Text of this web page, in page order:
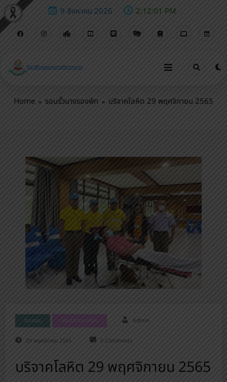
9 สิงหาคม 2026 2:12:02 PM
Home รอบรั้วนางรองพิท บริจาคโลหิต 29 พฤศจิกายน 2565
กิจกรรม รอบรั้วนางรองพิท Admin
29 พฤศจิกายน 2565 0 Comments
บริจาคโลหิต 29 พฤศจิกายน 2565